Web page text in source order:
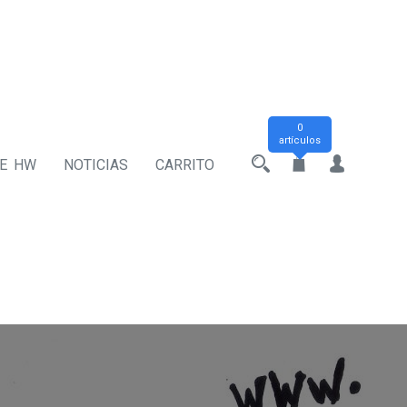
HW NOTICIAS CARRITO
0
artículos